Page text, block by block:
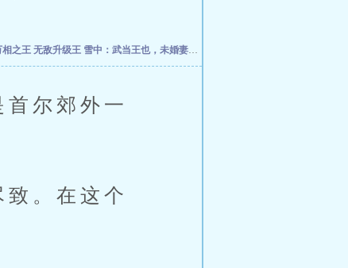
相之王 无敌升级王 雪中：武当王也，未婚妻徐渭熊
尔郊外一
。在这个